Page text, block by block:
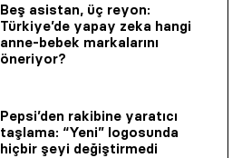
Beş asistan, üç reyon:
Türkiye’de yapay zeka hangi
anne-bebek markalarını
öneriyor?
Pepsi’den rakibine yaratıcı
taşlama: “Yeni” logosunda
hiçbir şeyi değiştirmedi